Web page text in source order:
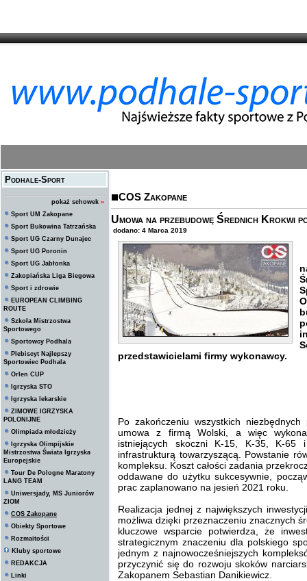
Podhale-Sport
pokaż schowek »
Sport UM Zakopane
Sport Bukowina Tatrzańska
Sport UG Czarny Dunajec
Sport UG Poronin
Sport UG Jabłonka
Zakopiańska Liga Biegowa
Sport i zdrowie
EUROPEAN CLIMBING
ROUTE
Szkoła Mistrzostwa
Sportowego
Sportowcy Podhala
Plebiscyt Najlepszy
Sportowiec Podhala
Orlen CUP
Igrzyska STO
Igrzyska lekarskie
ZIMOWE IGRZYSKA
POLONIJNE
Olimpiada młodzieży
Igrzyska Olimpijskie
Mistrzostwa Świata Igrzyska
Europejskie
Tour De Pologne Maratony
LANG TEAM
Uniwersjady, MS Juniorów
ZIOM
COS Zakopane
Obiekty Sportowe
Rozmaitości
Kluby sportowe
REDAKCJA
Linki
COS Zakopane
Umowa na przebudowę Średnich Krokwi
dodano: 4 Marca 2019
przedstawicielami firmy wykonawcy.
Po zakończeniu wszystkich
umowa z firmą Wolski, a więc
istniejących skoczni K-15, K-35, K-
infrastrukturą towarzyszącą. Powstanie
kompleksu. Koszt całości zadania
oddawane do użytku sukcesywnie,
prac zaplanowano na jesień 2021 roku.
Realizacja jednej z największych
możliwa dzięki przeznaczeniu znacznych
kluczowe wsparcie potwierdza, że
strategicznym znaczeniu dla polskiego
jednym z najnowocześniejszych
przyczynić się do rozwoju skoków
Zakopanem Sebastian Danikiewicz.